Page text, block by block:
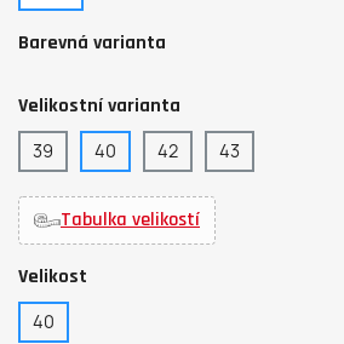
Barevná varianta
Velikostní varianta
39 40 42 43
Tabulka velikostí
Velikost
40